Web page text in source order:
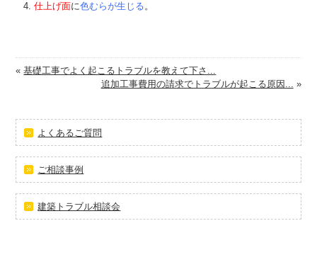
仕上げ面に色むらが生じる。
«基礎工事でよく起こるトラブルを教えて下さ...
追加工事費用の請求でトラブルが起こる原因... »
よくあるご質問
ご相談事例
建築トラブル相談会